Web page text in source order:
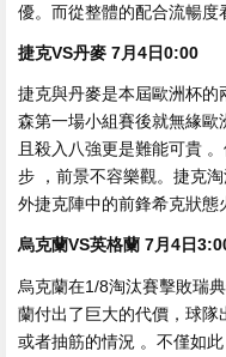
優 。而從整體的配合流暢度
捷克VS丹麥 7月4日0:00
捷克與丹麥是本屆歐洲杯的兩
森第一場小組賽後就無緣歐
且殺入八強更是難能可貴
步 ，前景不容樂觀 。捷克
外捷克陣中的前鋒希克狀態火
烏克蘭VS英格蘭 7月4日
烏克蘭在1/8淘汰賽擊敗瑞典
蘭付出了巨大的代價 ，球
或者抽筋的情況 。不僅如此